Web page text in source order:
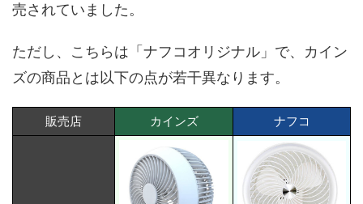
売されていました。
ただし、こちらは「ナフコオリジナル」で、カイン
ズの商品とは以下の点が若干異なります。
販売店 カインズ ナフコ